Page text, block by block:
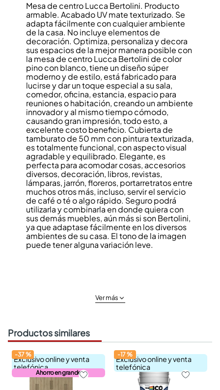
Mesa de centro Lucca Bertolini. Producto
armable. Acabado UV mate texturizado. Se
adapta fácilmente con cualquier ambiente
de la casa. No incluye elementos de
decoración. Optimiza, personaliza y decora
sus espacios de la mejor manera posible con
la mesa de centro Lucca Bertolini de color
pino con blanco, tiene un diseño súper
moderno y de estilo, está fabricado para
lucirse y dar un toque especial a su sala,
comedor, oficina, estancia, espacio para
reuniones o habitación, creando un ambiente
innovador y al mismo tiempo cómodo,
causando gran impresión, todo esto, a
excelente costo beneficio. Cubierta de
tamburato de 50 mm con pintura texturizada,
es totalmente funcional, con aspecto visual
agradable y equilibrado. Elegante, es
perfecta para acomodar cosas, accesorios
diversos, decoración, libros, revistas,
lámparas, jarrón, floreros, portarretratos entre
muchos otros más, incluso, servir el servicio
de café o té o algo rápido. Seguro podrá
utilizarla y combinarla en donde quiera con
sus demás muebles, aún más si son Bertolini,
ya que adaptase fácilmente en los diversos
ambientes de su casa. El tono de la imagen
puede tener alguna variación leve.
Ver más
Productos similares
Exclusivo online y venta
telefónica
Ahorro en grande
-37%
Exclusivo online y venta
telefónica
-17%